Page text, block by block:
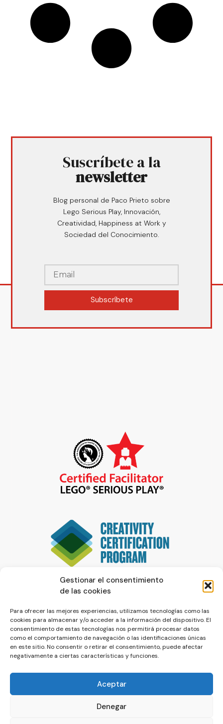
Gestionar el consentimiento
de las cookies
Para ofrecer las mejores experiencias, utilizamos tecnologías como las
cookies para almacenar y/o acceder a la información del dispositivo. El
consentimiento de estas tecnologías nos permitirá procesar datos
como el comportamiento de navegación o las identificaciones únicas
en este sitio. No consentir o retirar el consentimiento, puede afectar
negativamente a ciertas características y funciones.
Aceptar
Denegar
Suscríbete a la
newsletter
Blog personal de Paco Prieto sobre
Lego Serious Play, Innovación,
Creatividad, Happiness at Work y
Sociedad del Conocimiento.
Subscríbete